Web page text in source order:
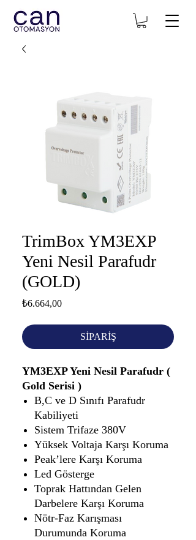
TrimBox YM3EXP
Yeni Nesil Parafudr
(GOLD)
₺6.664,00Fiyat
SİPARİŞ
YM3EXP Yeni Nesil Parafudr (
Gold Serisi )
B,C ve D Sınıfı Parafudr
Kabiliyeti
Sistem Trifaze 380V
Yüksek Voltaja Karşı Koruma
Peak’lere Karşı Koruma
Led Gösterge
Toprak Hattından Gelen
Darbelere Karşı Koruma
Nötr-Faz Karışması
Durumunda Koruma